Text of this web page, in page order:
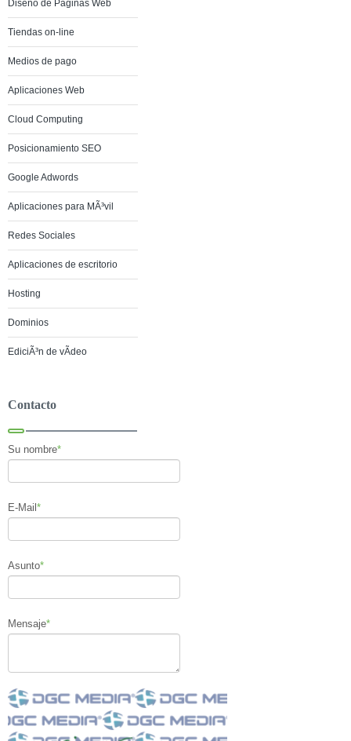
Diseño de Páginas Web
Tiendas on-line
Medios de pago
Aplicaciones Web
Cloud Computing
Posicionamiento SEO
Google Adwords
Aplicaciones para MÃ³vil
Redes Sociales
Aplicaciones de escritorio
Hosting
Dominios
EdiciÃ³n de vÃ­deo
Contacto
Su nombre*
E-Mail*
Asunto*
Mensaje*